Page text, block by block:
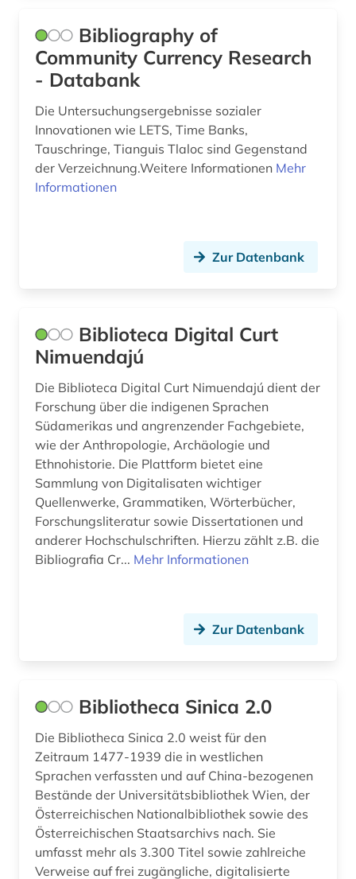
län halland (1)
län jämtland (1)
län schonen (2)
maghreb (1)
martin svensson (1)
medizin (1)
menschenrechtsverletzung (1)
metrik (1)
migration (1)
minderheit (3)
minderheitenfrage (1)
minderheitensprache (2)
mittlerer osten (1)
mogaogrotten (dunhuang) (1)
mongolisch (1)
montenegro (1)
museum (3)
Bibliography of
Community Currency Research
- Databank
Die Untersuchungsergebnisse sozialer
Innovationen wie LETS, Time Banks,
Tauschringe, Tianguis Tlaloc sind Gegenstand
der Verzeichnung.Weitere Informationen Mehr
Informationen
Zur Datenbank
Biblioteca Digital Curt
Nimuendajú
Die Biblioteca Digital Curt Nimuendajú dient der
Forschung über die indigenen Sprachen
Südamerikas und angrenzender Fachgebiete,
wie der Anthropologie, Archäologie und
Ethnohistorie. Die Plattform bietet eine
Sammlung von Digitalisaten wichtiger
Quellenwerke, Grammatiken, Wörterbücher,
Forschungsliteratur sowie Dissertationen und
anderer Hochschulschriften. Hierzu zählt z.B. die
Bibliografia Cr... Mehr Informationen
Zur Datenbank
Bibliotheca Sinica 2.0
Die Bibliotheca Sinica 2.0 weist für den
Zeitraum 1477-1939 die in westlichen
Sprachen verfassten und auf China-bezogenen
Bestände der Universitätsbibliothek Wien, der
Österreichischen Nationalbibliothek sowie des
Österreichischen Staatsarchivs nach. Sie
umfasst mehr als 3.300 Titel sowie zahlreiche
Verweise auf frei zugängliche, digitalisierte